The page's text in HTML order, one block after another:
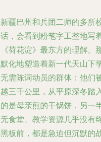
疆巴州和兵团二师的多所
，会看到粉笔字工整地写
荷花淀》最东方的理解。
化地塑造着新一代天山下
需陈词动员的群体：他们
三千公里，从平原深冬踏
是母亲煎的干锅饼，另一
食堂、教学资源几乎没有
板前，都是急迫但沉默的